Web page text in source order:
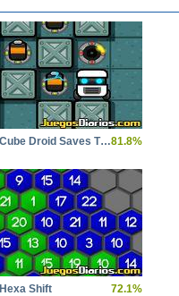
Cube Droid Saves The Galaxy81.8%
Hexa Shift 72.1%